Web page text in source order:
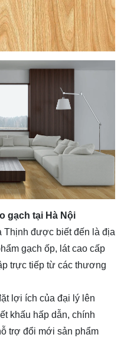
gạch tại Hà Nội
Thịnh được biết đến là địa
gạch ốp, lát cao cấp
trực tiếp từ các thương
lợi ích của đại lý lên
khấu hấp dẫn, chính
trợ đổi mới sản phẩm